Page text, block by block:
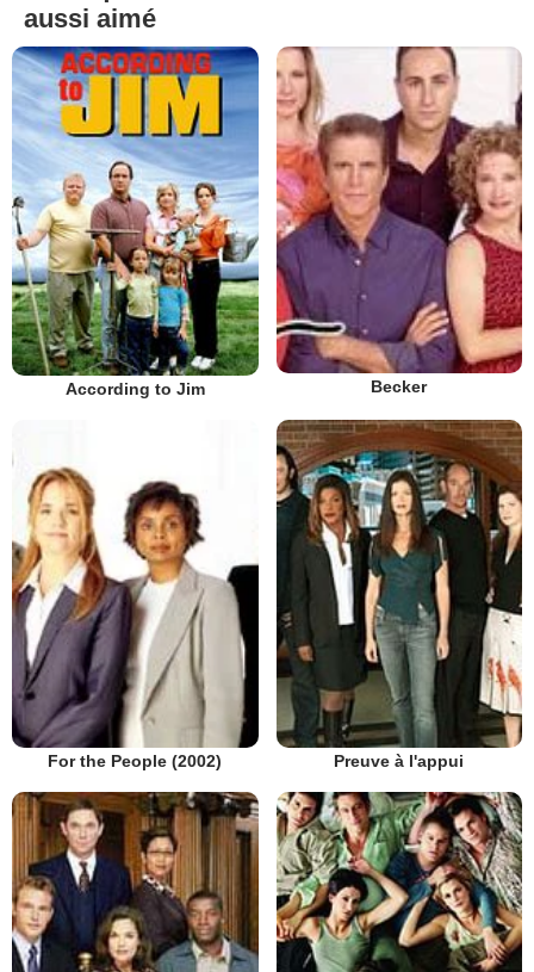
aussi aimé
According to Jim Becker
For the People (2002) Preuve à l'appui